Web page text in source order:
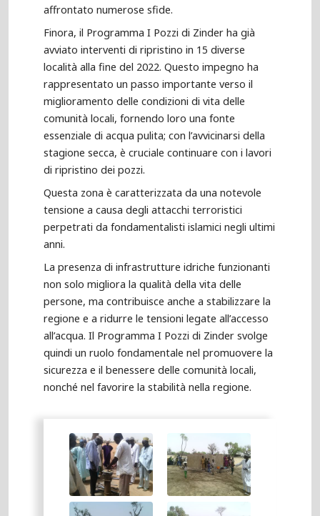
affrontato numerose sfide.
Finora, il Programma I Pozzi di Zinder ha già
avviato interventi di ripristino in 15 diverse
località alla fine del 2022. Questo impegno ha
rappresentato un passo importante verso il
miglioramento delle condizioni di vita delle
comunità locali, fornendo loro una fonte
essenziale di acqua pulita; con l’avvicinarsi della
stagione secca, è cruciale continuare con i lavori
di ripristino dei pozzi.
Questa zona è caratterizzata da una notevole
tensione a causa degli attacchi terroristici
perpetrati da fondamentalisti islamici negli ultimi
anni.
La presenza di infrastrutture idriche funzionanti
non solo migliora la qualità della vita delle
persone, ma contribuisce anche a stabilizzare la
regione e a ridurre le tensioni legate all’accesso
all’acqua. Il Programma I Pozzi di Zinder svolge
quindi un ruolo fondamentale nel promuovere la
sicurezza e il benessere delle comunità locali,
nonché nel favorire la stabilità nella regione.